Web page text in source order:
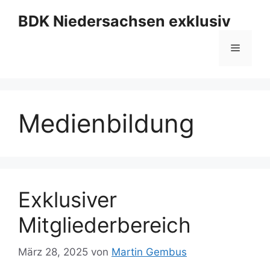
InhaltBDK Niedersachsen exklusiv
Menü
Medienbildung
Exklusiver
Mitgliederbereich
März 28, 2025 von Martin Gembus